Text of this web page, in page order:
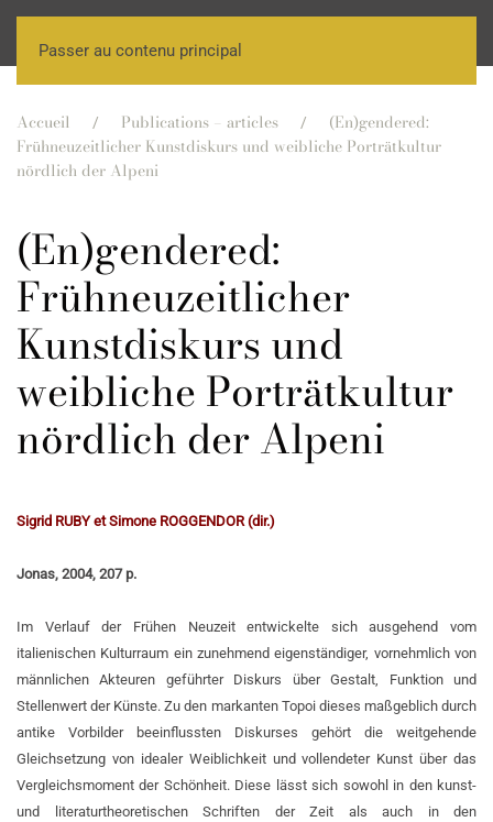
Passer au contenu principal
Accueil Publications – articles
(En)gendered:
Frühneuzeitlicher Kunstdiskurs und weibliche Porträtkultur
nördlich der Alpeni
(En)gendered:
Frühneuzeitlicher
Kunstdiskurs und
weibliche Porträtkultur
nördlich der Alpeni
Sigrid RUBY et Simone ROGGENDOR (dir.)
Jonas, 2004, 207 p.
Im Verlauf der Frühen Neuzeit entwickelte sich ausgehend vom
italienischen Kulturraum ein zunehmend eigenständiger, vornehmlich von
männlichen Akteuren geführter Diskurs über Gestalt, Funktion und
Stellenwert der Künste. Zu den markanten Topoi dieses maßgeblich durch
antike Vorbilder beeinflussten Diskurses gehört die weitgehende
Gleichsetzung von idealer Weiblichkeit und vollendeter Kunst über das
Vergleichsmoment der Schönheit. Diese lässt sich sowohl in den kunst-
und literaturtheoretischen Schriften der Zeit als auch in den